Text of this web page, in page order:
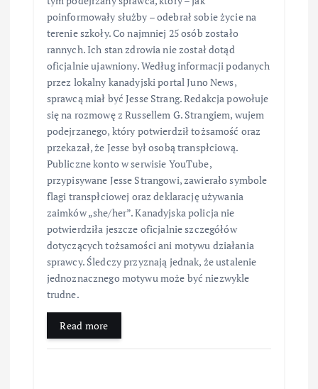
poinformowały służby – odebrał sobie życie na
terenie szkoły. Co najmniej 25 osób zostało
rannych. Ich stan zdrowia nie został dotąd
oficjalnie ujawniony. Według informacji podanych
przez lokalny kanadyjski portal Juno News,
sprawcą miał być Jesse Strang. Redakcja powołuje
się na rozmowę z Russellem G. Strangiem, wujem
podejrzanego, który potwierdził tożsamość oraz
przekazał, że Jesse był osobą transpłciową.
Publiczne konto w serwisie YouTube,
przypisywane Jesse Strangowi, zawierało symbole
flagi transpłciowej oraz deklarację używania
zaimków „she/her”. Kanadyjska policja nie
potwierdziła jeszcze oficjalnie szczegółów
dotyczących tożsamości ani motywu działania
sprawcy. Śledczy przyznają jednak, że ustalenie
jednoznacznego motywu może być niezwykle
trudne.
Read more